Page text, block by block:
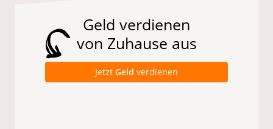
Geld verdienen
von Zuhause aus
Jetzt Geld verdienen